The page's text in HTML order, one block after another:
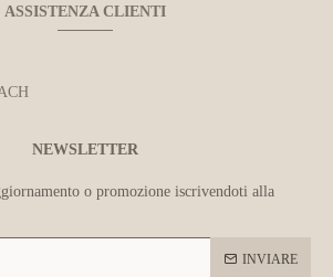
ASSISTENZA CLIENTI
NEWSLETTER
o promozione iscrivendoti alla
INVIARE